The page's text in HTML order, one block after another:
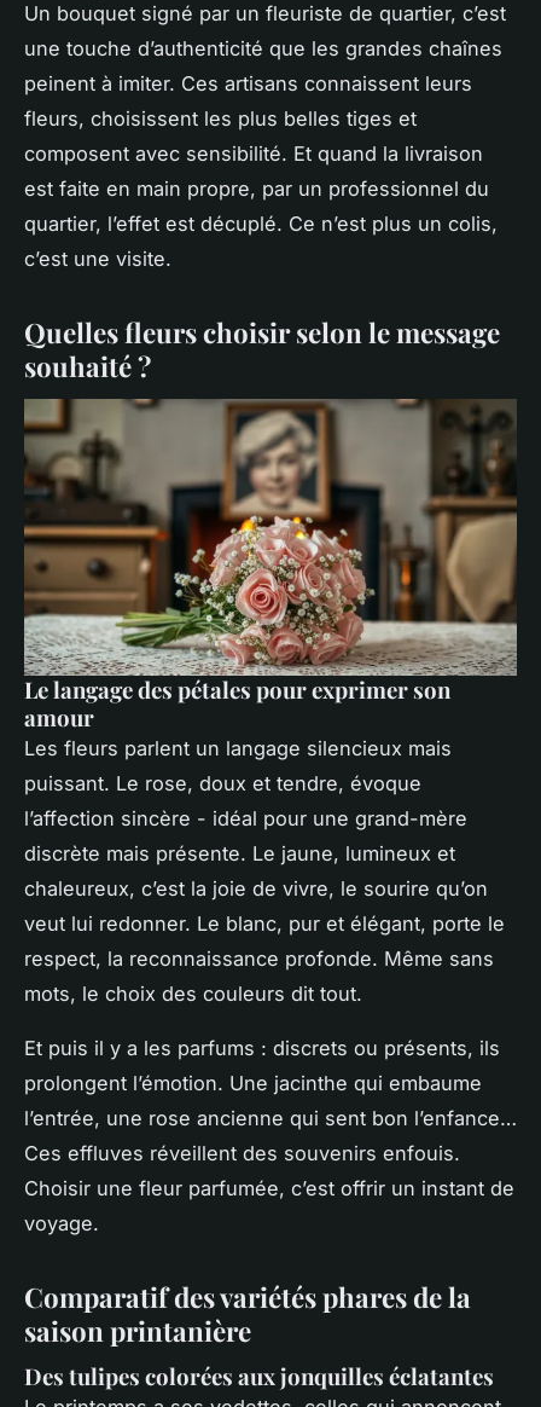
Un bouquet signé par un fleuriste de quartier, c’est
une touche d’authenticité que les grandes chaînes
peinent à imiter. Ces artisans connaissent leurs
fleurs, choisissent les plus belles tiges et
composent avec sensibilité. Et quand la livraison
est faite en main propre, par un professionnel du
quartier, l’effet est décuplé. Ce n’est plus un colis,
c’est une visite.
Quelles fleurs choisir selon le message
souhaité ?
Le langage des pétales pour exprimer son
amour
Les fleurs parlent un langage silencieux mais
puissant. Le rose, doux et tendre, évoque
l’affection sincère - idéal pour une grand-mère
discrète mais présente. Le jaune, lumineux et
chaleureux, c’est la joie de vivre, le sourire qu’on
veut lui redonner. Le blanc, pur et élégant, porte le
respect, la reconnaissance profonde. Même sans
mots, le choix des couleurs dit tout.
Et puis il y a les parfums : discrets ou présents, ils
prolongent l’émotion. Une jacinthe qui embaume
l’entrée, une rose ancienne qui sent bon l’enfance…
Ces effluves réveillent des souvenirs enfouis.
Choisir une fleur parfumée, c’est offrir un instant de
voyage.
Comparatif des variétés phares de la
saison printanière
Des tulipes colorées aux jonquilles éclatantes